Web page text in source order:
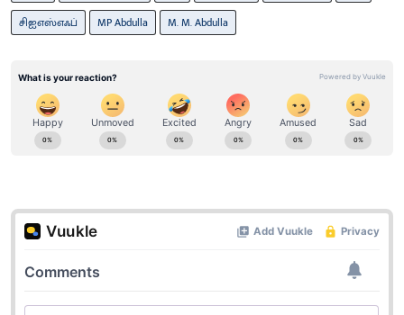
சிஐஎஸ்எஃப்
MP Abdulla M. M. Abdulla